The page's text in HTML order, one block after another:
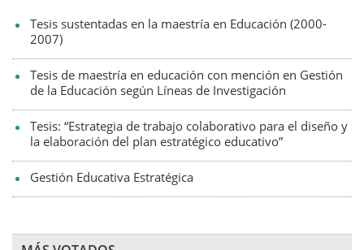
Tesis sustentadas en la maestría en Educación (2000-
2007)
Tesis de maestría en educación con mención en Gestión
de la Educación según Líneas de Investigación
Tesis: “Estrategia de trabajo colaborativo para el diseño y
la elaboración del plan estratégico educativo”
Gestión Educativa Estratégica